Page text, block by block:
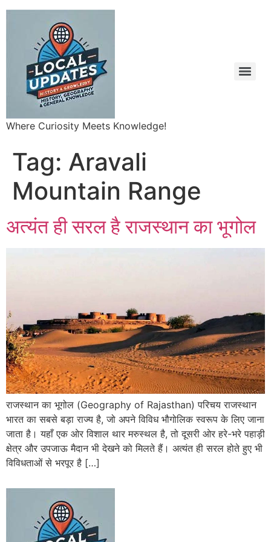
Where Curiosity Meets Knowledge!
Tag: Aravali
Mountain Range
अत्यंत ही सरल है राजस्थान का भूगोल
राजस्थान का भूगोल (Geography of Rajasthan) परिचय राजस्थान
भारत का सबसे बड़ा राज्य है, जो अपने विविध भौगोलिक स्वरूप के लिए जाना
जाता है। यहाँ एक ओर विशाल थार मरुस्थल है, तो दूसरी ओर हरे-भरे पहाड़ी
क्षेत्र और उपजाऊ मैदान भी देखने को मिलते हैं। अत्यंत ही सरल होते हुए भी
विविधताओं से भरपूर है […]